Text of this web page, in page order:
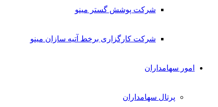
شرکت پوشش گستر مینو
شرکت کارگزاری برخط آتیه سازان مینو
امور سهامداران
پرتال سهامداران